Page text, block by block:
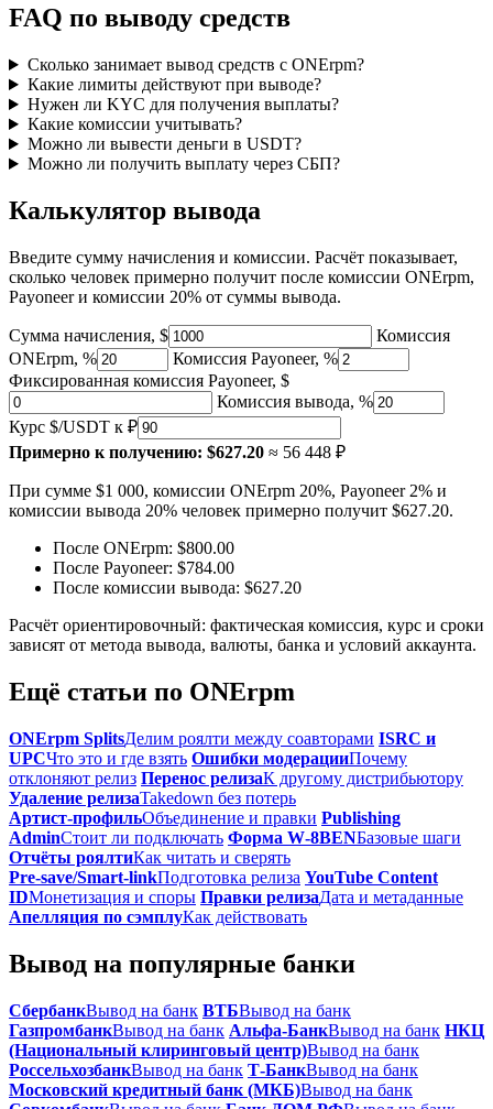
FAQ по выводу средств
Сколько занимает вывод средств с ONErpm?
Какие лимиты действуют при выводе?
Нужен ли KYC для получения выплаты?
Какие комиссии учитывать?
Можно ли вывести деньги в USDT?
Можно ли получить выплату через СБП?
Калькулятор вывода
Введите сумму начисления и комиссии. Расчёт показывает,
сколько человек примерно получит после комиссии ONErpm,
Payoneer и комиссии 20% от суммы вывода.
Сумма начисления, $
Комиссия
ONErpm, %
Комиссия Payoneer, %
Фиксированная комиссия Payoneer, $
Комиссия вывода, %
Курс $/USDT к ₽
Примерно к получению: $627.20 ≈ 56 448 ₽
При сумме $1 000, комиссии ONErpm 20%, Payoneer 2% и
комиссии вывода 20% человек примерно получит $627.20.
После ONErpm: $800.00
После Payoneer: $784.00
После комиссии вывода: $627.20
Расчёт ориентировочный: фактическая комиссия, курс и сроки
зависят от метода вывода, валюты, банка и условий аккаунта.
Ещё статьи по ONErpm
ONErpm SplitsДелим роялти между соавторами ISRC и
UPCЧто это и где взять Ошибки модерацииПочему
отклоняют релиз Перенос релизаК другому дистрибьютору
Удаление релизаTakedown без потерь
Артист‑профильОбъединение и правки Publishing
AdminСтоит ли подключать Форма W‑8BENБазовые шаги
Отчёты роялтиКак читать и сверять
Pre‑save/Smart‑linkПодготовка релиза YouTube Content
IDМонетизация и споры Правки релизаДата и метаданные
Апелляция по сэмплуКак действовать
Вывод на популярные банки
СбербанкВывод на банк ВТБВывод на банк
ГазпромбанкВывод на банк Альфа-БанкВывод на банк НКЦ
(Национальный клиринговый центр)Вывод на банк
РоссельхозбанкВывод на банк Т-БанкВывод на банк
Московский кредитный банк (МКБ)Вывод на банк